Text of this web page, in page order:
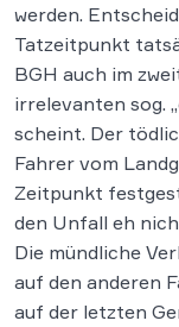
werden.
Tatzeitpunkt
BGH auch im
irrelevanten sog.
scheint. Der
Fahrer vom
Zeitpunkt
den Unfall eh
Die mündliche
auf den anderen
auf der letzten